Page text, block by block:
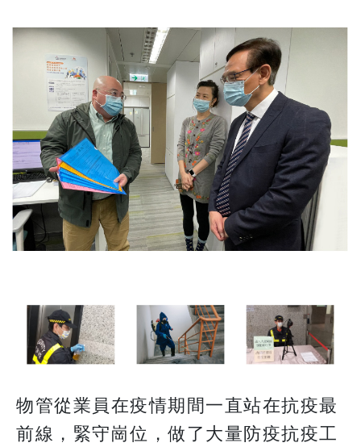
物管從業員在疫情期間一直站在抗疫最
前線，緊守崗位，做了大量防疫抗疫工